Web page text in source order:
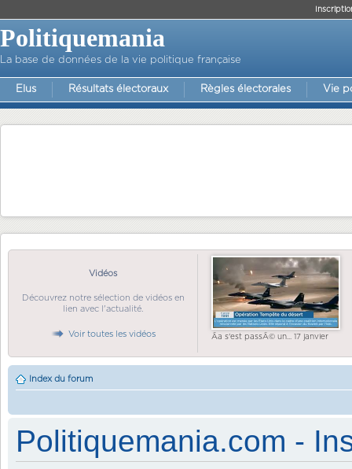
Politiquemania
La base de données de la vie politique française
Elus Résultats électoraux Règles électorales Vie
Vidéos
Découvrez notre sélection de vidéos en
lien avec l'actualité.
Voir toutes les vidéos Ãa s'est passÃ© un... 17 janvier
Index du forum
Politiquemania.com -